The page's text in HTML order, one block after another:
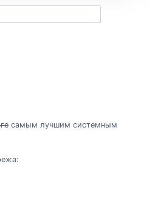
самым лучшим системным